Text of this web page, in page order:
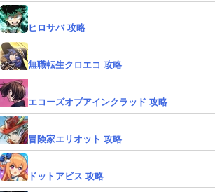
ヒロサバ 攻略
無職転生クロエコ 攻略
エコーズオブアインクラッド 攻略
冒険家エリオット 攻略
ドットアビス 攻略